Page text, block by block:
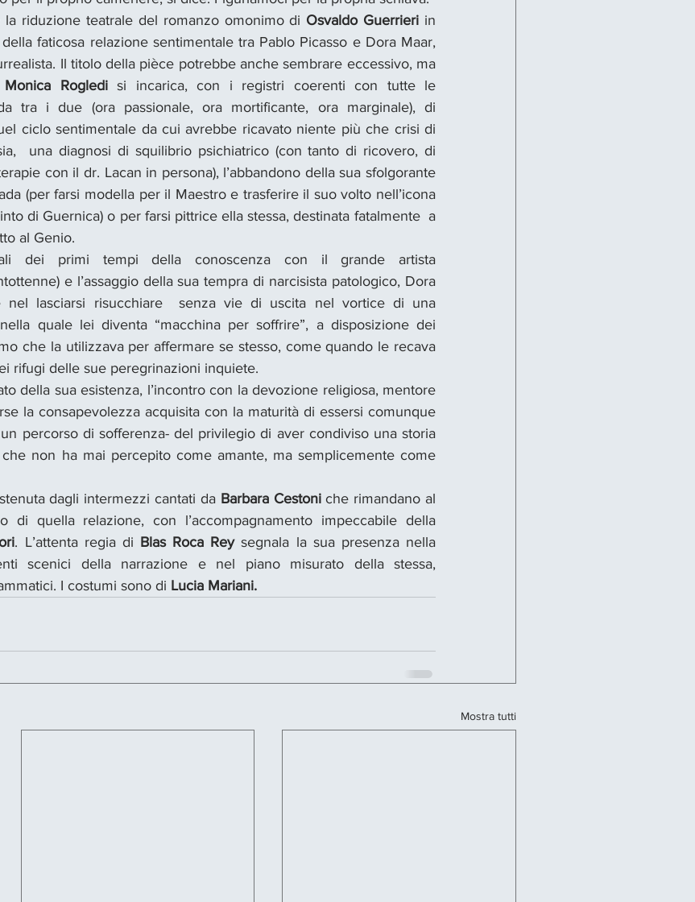
riduzione teatrale del romanzo omonimo di Osvaldo Guerrieri in
faticosa relazione sentimentale tra Pablo Picasso e Dora Maar,
Il titolo della pièce potrebbe anche sembrare eccessivo, ma
Monica Rogledi si incarica, con i registri coerenti con tutte le
tra i due (ora passionale, ora mortificante, ora marginale), di
ciclo sentimentale da cui avrebbe ricavato niente più che crisi di
una diagnosi di squilibrio psichiatrico (con tanto di ricovero, di
con il dr. Lacan in persona), l’abbandono della sua sfolgorante
(per farsi modella per il Maestro e trasferire il suo volto nell’icona
di Guernica) o per farsi pittrice ella stessa, destinata fatalmente  a
al Genio.
dei primi tempi della conoscenza con il grande artista
e l’assaggio della sua tempra di narcisista patologico, Dora
nel lasciarsi risucchiare  senza vie di uscita nel vortice di una
quale lei diventa “macchina per soffrire”, a disposizione dei
che la utilizzava per affermare se stesso, come quando le recava
rifugi delle sue peregrinazioni inquiete.
della sua esistenza, l’incontro con la devozione religiosa, mentore
la consapevolezza acquisita con la maturità di essersi comunque
percorso di sofferenza- del privilegio di aver condiviso una storia
non ha mai percepito come amante, ma semplicemente come
dagli intermezzi cantati da Barbara Cestoni che rimandano al
di quella relazione, con l’accompagnamento impeccabile della
. L’attenta regia di Blas Roca Rey segnala la sua presenza nella
scenici della narrazione e nel piano misurato della stessa,
I costumi sono di Lucia Mariani.
Mostra tutti